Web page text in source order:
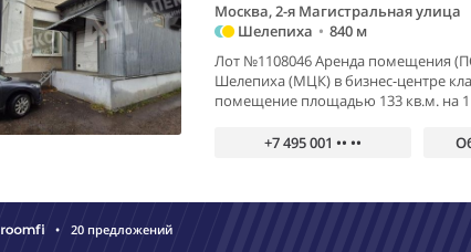
Москва, 2-я Магистральная улица
Шелепиха • 840 м
Лот №1108046 Аренда помещения
Шелепиха (МЦК) в бизнес-центре
помещение площадью 133 кв.м. на 1
+7 495 001 •• ••
• 20 предложений